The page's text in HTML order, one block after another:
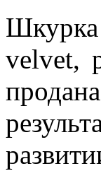
velvet,